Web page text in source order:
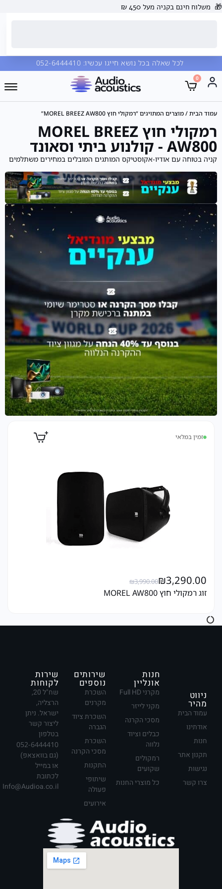
🎁 משלוח חינם בקניה מעל 450 ₪
לכל שאלה בכל נושא חייגו עכשיו:
0
עמוד הבית/ מוצרים המתויגים “רמקולי חוץ MOREL BREEZ AW800”
רמקולי חוץ MOREL BREEZ
AW800 - קולנוע ביתי וסאונד
קניה בטוחה עם אודיו-אקוסטיקס המותגים המובלים במחירים משתלמים
זמין במלאי
₪3,990.00₪3,290.00
זוג רמקולי חוץ MOREL AW800
ניווט
מהיר
עמוד הבית
אודתינו
חנות
תקנון אתר
נגישות
צרו קשר
חנות
אונליין
מקרני Full HD
מקני לייזר
מסכי הקרנה
כבלים וציוד
נלווה
רמקולים
שקועים
כל מוצרי החנות
שירותים
נוספים
השכרת
מקרנים
השכרת ציוד
הגברה
השכרת
מסכי הקרנה
התקנות
שיתופי
פעולה
אירועים
שירות
לקוחות
שח"ל 20,
הרצליה,
ישראל. ניתן
ליצור קשר
בטלפון
052-6444410
(גם בוואצאפ)
או במייל
לכתובת
Info@Audioa.co.il